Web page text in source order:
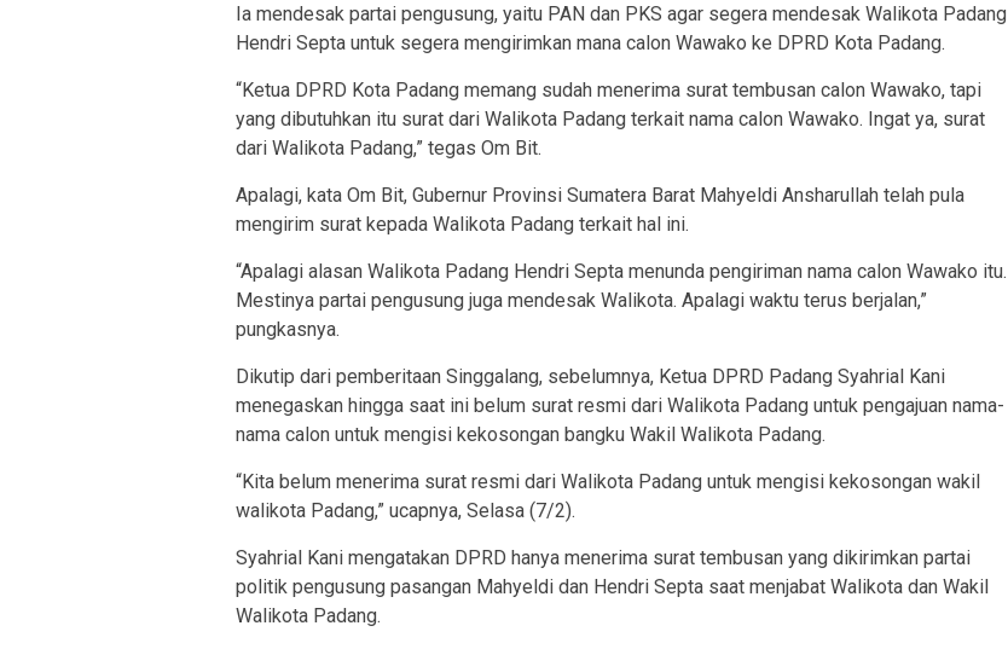
Ia mendesak partai pengusung, yaitu PAN dan PKS agar segera mendesak Walikota Padang
Hendri Septa untuk segera mengirimkan mana calon Wawako ke DPRD Kota Padang.
“Ketua DPRD Kota Padang memang sudah menerima surat tembusan calon Wawako, tapi
yang dibutuhkan itu surat dari Walikota Padang terkait nama calon Wawako. Ingat ya, surat
dari Walikota Padang,” tegas Om Bit.
Apalagi, kata Om Bit, Gubernur Provinsi Sumatera Barat Mahyeldi Ansharullah telah pula
mengirim surat kepada Walikota Padang terkait hal ini.
“Apalagi alasan Walikota Padang Hendri Septa menunda pengiriman nama calon Wawako itu.
Mestinya partai pengusung juga mendesak Walikota. Apalagi waktu terus berjalan,”
pungkasnya.
Dikutip dari pemberitaan Singgalang, sebelumnya, Ketua DPRD Padang Syahrial Kani
menegaskan hingga saat ini belum surat resmi dari Walikota Padang untuk pengajuan nama-
nama calon untuk mengisi kekosongan bangku Wakil Walikota Padang.
“Kita belum menerima surat resmi dari Walikota Padang untuk mengisi kekosongan wakil
walikota Padang,” ucapnya, Selasa (7/2).
Syahrial Kani mengatakan DPRD hanya menerima surat tembusan yang dikirimkan partai
politik pengusung pasangan Mahyeldi dan Hendri Septa saat menjabat Walikota dan Wakil
Walikota Padang.